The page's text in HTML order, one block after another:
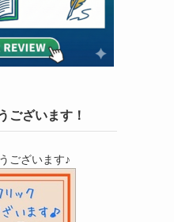
ございます！
ございます♪